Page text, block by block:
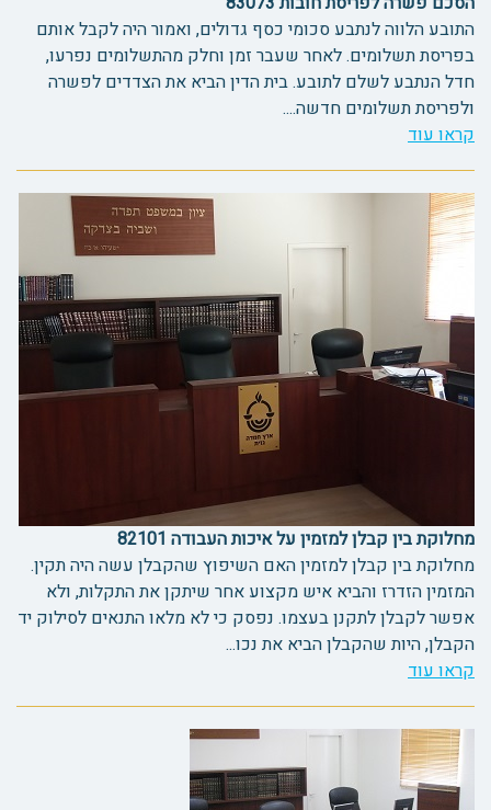
התובע הלווה לנתבע סכומי כסף גדולים, ואמור היה לקבל אותם
בפריסת תשלומים. לאחר שעבר זמן וחלק מהתשלומים נפרעו,
חדל הנתבע לשלם לתובע. בית הדין הביא את הצדדים לפשרה
ולפריסת תשלומים חדשה....
קראו עוד
מחלוקת בין קבלן למזמין על איכות העבודה 82101
מחלוקת בין קבלן למזמין האם השיפוץ שהקבלן עשה היה תקין.
המזמין הזדרז והביא איש מקצוע אחר שיתקן את התקלות, ולא
אפשר לקבלן לתקנן בעצמו. נפסק כי לא מלאו התנאים לסילוק יד
הקבלן, היות שהקבלן הביא את נכו...
קראו עוד